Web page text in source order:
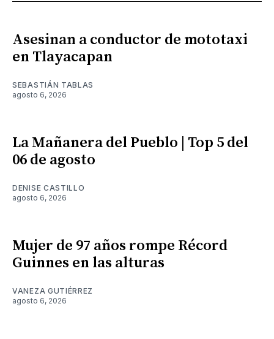
Asesinan a conductor de mototaxi
en Tlayacapan
SEBASTIÁN TABLAS
agosto 6, 2026
La Mañanera del Pueblo | Top 5 del
06 de agosto
DENISE CASTILLO
agosto 6, 2026
Mujer de 97 años rompe Récord
Guinnes en las alturas
VANEZA GUTIÉRREZ
agosto 6, 2026